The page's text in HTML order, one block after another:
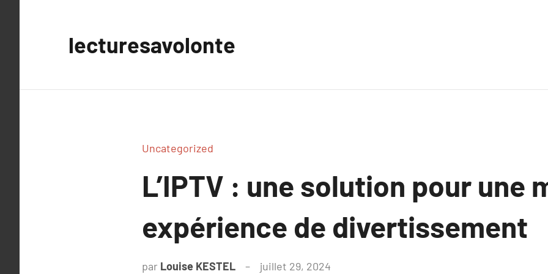
lecturesavolonte
Uncategorized
L’IPTV : une solution pour une
expérience de divertissement
par Louise KESTEL juillet 29, 2024